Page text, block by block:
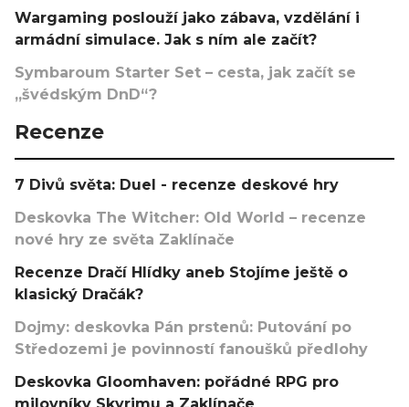
Wargaming poslouží jako zábava, vzdělání i
armádní simulace. Jak s ním ale začít?
Symbaroum Starter Set – cesta, jak začít se
„švédským DnD“?
Recenze
7 Divů světa: Duel - recenze deskové hry
Deskovka The Witcher: Old World – recenze
nové hry ze světa Zaklínače
Recenze Dračí Hlídky aneb Stojíme ještě o
klasický Dračák?
Dojmy: deskovka Pán prstenů: Putování po
Středozemi je povinností fanoušků předlohy
Deskovka Gloomhaven: pořádné RPG pro